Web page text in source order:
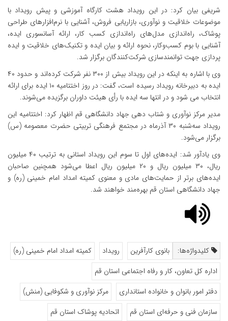
شریفی بیان کرد: در این رویداد هشت کارگاه آموزشی و پیش رویداد با
موضوعات خلاقیت و نوآوری، بازاریابی فروش، آشنایی با نرم‌افزارهای طراحی
پوشاک، راه‌اندازی مدل‌های راه‌اندازی کسب کار، ارائه آسانسوری ایده،
آشنایی با بوم کسب‌وکار، نحوه ارائه و بیان ایده و تکنیک‌های خلاقیت و ایده
پردازی جهت توانمندسازی شرکت‌کنندگان برگزار شد.
وی با اشاره به اینکه در این رویداد بیش از ۳۰۰ نفر شرکت کرده‌اند و حدود ۴۰
ایده به دبیرخانه رویداد رسیده است، گفت: در روز اختتامیه ۱۰ ایده برای ارائه
انتخاب ‌می شود و در انتها سه ایده با رأی هیئت‌ داوران برگزیده می‌شوند.
مدیر مرکز نوآوری و شتاب دهی جهاد دانشگاهی قم اظهار کرد: اختتامیه این
رویداد سه‌شنبه ۳۰ آذرماه در مجتمع فرهنگی تربیتی حضرت معصومه (س)
برگزار می‌شود.
وی یادآور شد: ایده‌های اول تا سوم این رویداد استانی به ترتیب ۴۰ میلیون
ریال، ۳۰ میلیون ریال و ۲۰ میلیون ریال اعطا می‌شود همچنین صاحبان
ایده‌های برتر از حمایت‌های مادی و معنوی کمیته امداد امام خمینی (ره) و
جهاد دانشگاهی استان قم بهره‌مند خواهند شد.
کلیدواژه‌ها: بانوی کارآفرین رویداد
کمیته امداد امام خمینی (ره)
اداره کل تعاون، کار و رفاه اجتماعی استان قم
دفتر امور بانوان و خانواده استانداری
مرکز نوآوری و شکوفایی (منش)
سازمان فنی و حرفه‌ای استان قم
اتحادیه پوشاک استان قم